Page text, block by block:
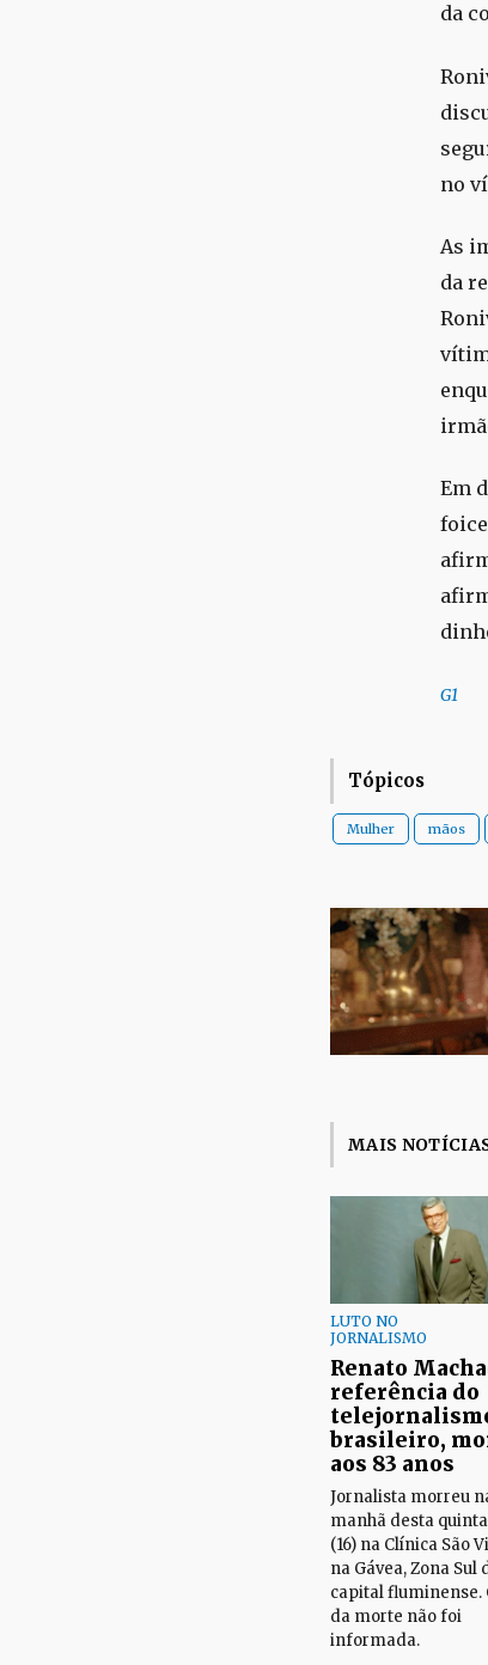
da
no
As
da
Em
G1
Tópicos
Mulher mãos
MAIS
LUTO NO
JORNALISMO
Renato
referência do
brasileiro,
aos 83 anos
Jornalista morreu
manhã desta
(16) na Clínica São
na Gávea, Zona Sul
capital fluminense.
da morte não foi
informada.